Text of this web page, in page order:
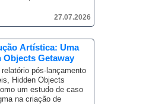
27.07.2026
Artística: Uma
Objects Getaway
pós-lançamento
Hidden Objects
um estudo de caso
na criação de